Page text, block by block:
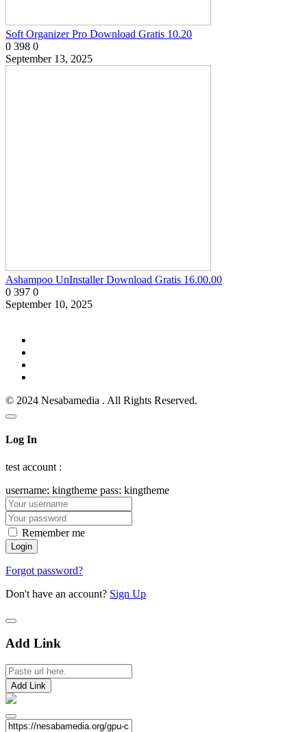
Soft Organizer Pro Download Gratis 10.20
0 398 0
September 13, 2025
Ashampoo UnInstaller Download Gratis 16.00.00
0 397 0
September 10, 2025
© 2024 Nesabamedia . All Rights Reserved.
Log In
test account :
username: kingtheme pass: kingtheme
Remember me
Forgot password?
Don't have an account? Sign Up
Add Link
Add Link